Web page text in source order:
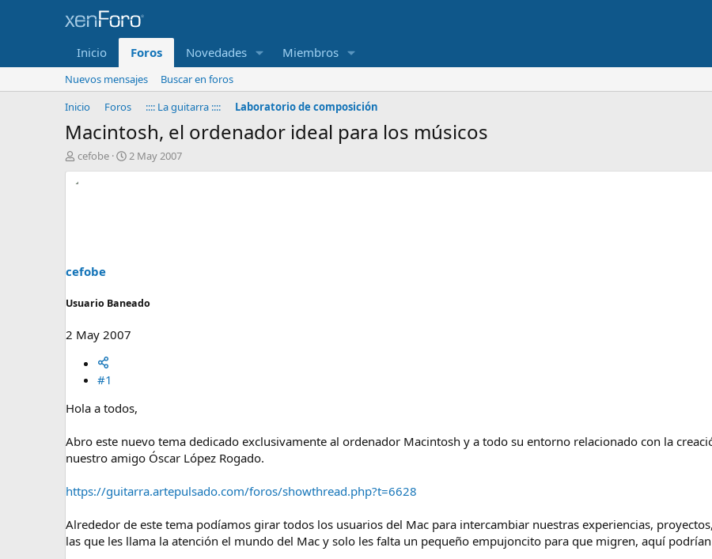
Inicio Foros Novedades Miembros
Nuevos mensajes
Buscar en foros
Inicio
Foros :::: La guitarra :::: Laboratorio de composición
Macintosh, el ordenador ideal para los músicos
I
n
i
r
l
e
cefobe
F
e
i
2 May 2007
cefobe
Usuario Baneado
2 May 2007
#1
Hola a todos,
Abro este nuevo tema dedicado exclusivamente al ordenador Macintosh y a todo su entorno relacionado con la
nuestro amigo Óscar López Rogado.
https://guitarra.artepulsado.com/foros/showthread.php?t=6628
Alrededor de este tema podíamos girar todos los usuarios del Mac para intercambiar nuestras experiencias,
las que les llama la atención el mundo del Mac y solo les falta un pequeño empujoncito para que migren, aquí